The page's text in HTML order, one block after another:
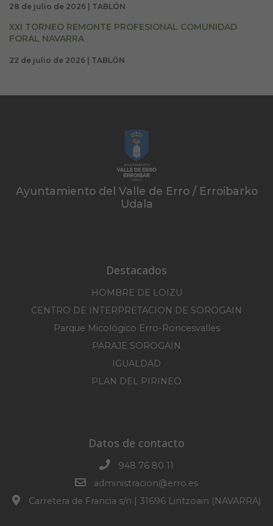
28 de julio de 2026 | TABLÓN
XXI TORNEO REMONTE PROFESIONAL COMUNIDAD
FORAL NAVARRA
22 de julio de 2026 | TABLÓN
Ayuntamiento del Valle de Erro / Erroibarko
Udala
Destacados
HOMBRE DE LOIZU
CENTRO DE INTERPRETACION DE SOROGAIN
Parque Micológico Erro-Roncesvalles
PARAJE SOROGAIN
IGUALDAD
PLAN DEL PIRINEO
Datos de contacto
948 76 80 11
administracion@erro.es
Carretera de Francia s/n | 31696 Lintzoain (NAVARRA)